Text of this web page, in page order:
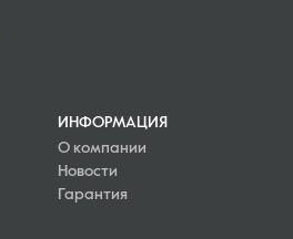
ИНФОРМАЦИЯ
О компании
Новости
Гарантия